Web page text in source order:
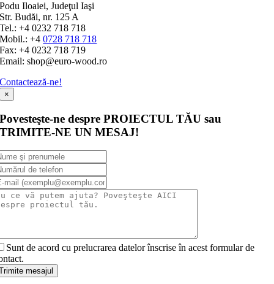
Podu Iloaiei, Judeţul Iaşi
Str. Budăi, nr. 125 A
Tel.: +4 0232 718 718
Mobil.: +40728 718 718
Fax: +4 0232 718 719
Email: shop@euro-wood.ro
Contactează-ne!
×
Povesteşte-ne despre PROIECTUL TĂU sau
TRIMITE-NE UN MESAJ!
Sunt de acord cu prelucrarea datelor înscrise în acest formular de
mesajul